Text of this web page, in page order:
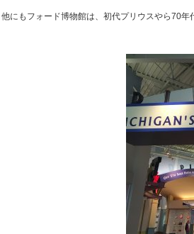
他にもフォード博物館は、初代プリウスやら70年